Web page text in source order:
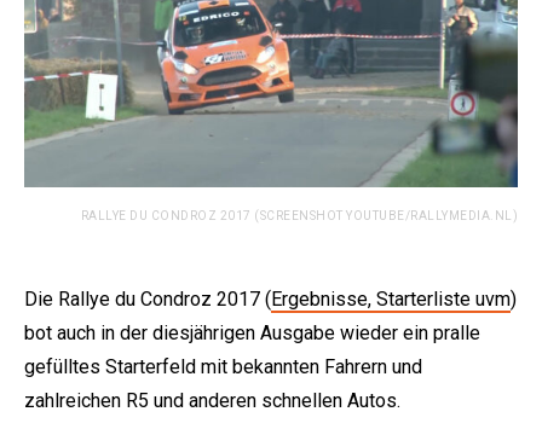
RALLYE DU CONDROZ 2017 (SCREENSHOT YOUTUBE/RALLYMEDIA.NL)
Die Rallye du Condroz 2017 (Ergebnisse, Starterliste uvm)
bot auch in der diesjährigen Ausgabe wieder ein pralle
gefülltes Starterfeld mit bekannten Fahrern und
zahlreichen R5 und anderen schnellen Autos.